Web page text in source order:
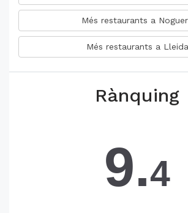
Més restaurants a
Més restaurants a Lleida
Rànquing
9.4